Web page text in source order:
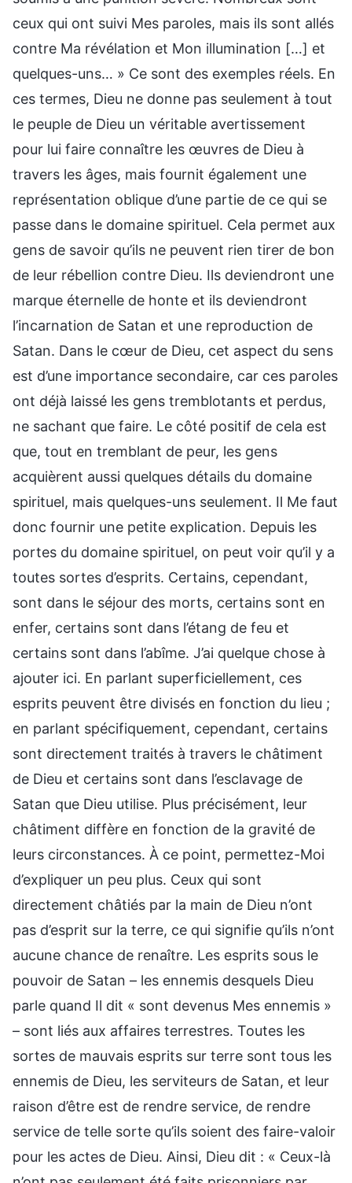
ceux qui ont suivi Mes paroles, mais ils sont allés
contre Ma révélation et Mon illumination […] et
quelques-uns… » Ce sont des exemples réels. En
ces termes, Dieu ne donne pas seulement à tout
le peuple de Dieu un véritable avertissement
pour lui faire connaître les œuvres de Dieu à
travers les âges, mais fournit également une
représentation oblique d’une partie de ce qui se
passe dans le domaine spirituel. Cela permet aux
gens de savoir qu’ils ne peuvent rien tirer de bon
de leur rébellion contre Dieu. Ils deviendront une
marque éternelle de honte et ils deviendront
l’incarnation de Satan et une reproduction de
Satan. Dans le cœur de Dieu, cet aspect du sens
est d’une importance secondaire, car ces paroles
ont déjà laissé les gens tremblotants et perdus,
ne sachant que faire. Le côté positif de cela est
que, tout en tremblant de peur, les gens
acquièrent aussi quelques détails du domaine
spirituel, mais quelques-uns seulement. Il Me faut
donc fournir une petite explication. Depuis les
portes du domaine spirituel, on peut voir qu’il y a
toutes sortes d’esprits. Certains, cependant,
sont dans le séjour des morts, certains sont en
enfer, certains sont dans l’étang de feu et
certains sont dans l’abîme. J’ai quelque chose à
ajouter ici. En parlant superficiellement, ces
esprits peuvent être divisés en fonction du lieu ;
en parlant spécifiquement, cependant, certains
sont directement traités à travers le châtiment
de Dieu et certains sont dans l’esclavage de
Satan que Dieu utilise. Plus précisément, leur
châtiment diffère en fonction de la gravité de
leurs circonstances. À ce point, permettez-Moi
d’expliquer un peu plus. Ceux qui sont
directement châtiés par la main de Dieu n’ont
pas d’esprit sur la terre, ce qui signifie qu’ils n’ont
aucune chance de renaître. Les esprits sous le
pouvoir de Satan – les ennemis desquels Dieu
parle quand Il dit « sont devenus Mes ennemis »
– sont liés aux affaires terrestres. Toutes les
sortes de mauvais esprits sur terre sont tous les
ennemis de Dieu, les serviteurs de Satan, et leur
raison d’être est de rendre service, de rendre
service de telle sorte qu’ils soient des faire-valoir
pour les actes de Dieu. Ainsi, Dieu dit : « Ceux-là